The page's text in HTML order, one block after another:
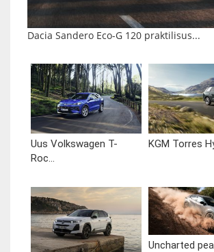
Dacia Sandero Eco-G 120 praktilisus...
Uus Volkswagen T-
Roc...
KGM Torres
Uncharted